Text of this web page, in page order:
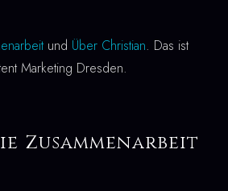
und Über Christian. Das ist
Marketing Dresden.
Zusammenarbeit